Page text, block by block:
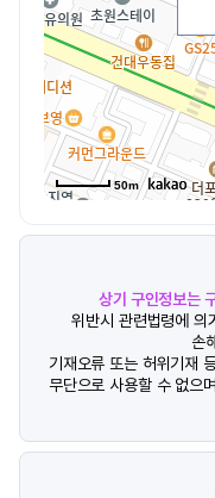
50m
상기 구인정보는
위반시 관련법령에 의
손
기재오류 또는 허위기재
무단으로 사용할 수 없으